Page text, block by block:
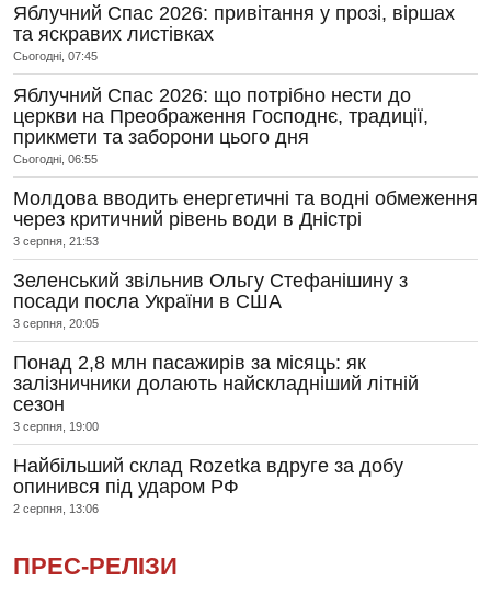
Яблучний Спас 2026: привітання у прозі, віршах
та яскравих листівках
Сьогодні, 07:45
Яблучний Спас 2026: що потрібно нести до
церкви на Преображення Господнє, традиції,
прикмети та заборони цього дня
Сьогодні, 06:55
Молдова вводить енергетичні та водні обмеження
через критичний рівень води в Дністрі
3 серпня, 21:53
Зеленський звільнив Ольгу Стефанішину з
посади посла України в США
3 серпня, 20:05
Понад 2,8 млн пасажирів за місяць: як
залізничники долають найскладніший літній
сезон
3 серпня, 19:00
Найбільший склад Rozetka вдруге за добу
опинився під ударом РФ
2 серпня, 13:06
ПРЕС-РЕЛІЗИ